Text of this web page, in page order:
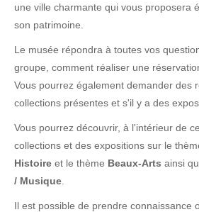
une ville charmante qui vous proposera
son patrimoine.
Le musée répondra à toutes vos
groupe, comment réaliser une
Vous pourrez également demander des
collections présentes et s'il y a des
Vous pourrez découvrir, à l'intérieur de
collections et des expositions sur le
Histoire et le thème Beaux-Arts ainsi
/ Musique
Il est possible de prendre connaissance